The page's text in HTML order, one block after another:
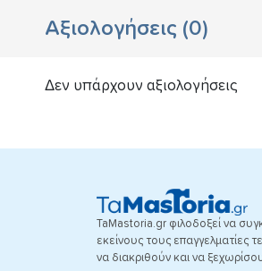
Αξιολογήσεις (0)
Δεν υπάρχουν αξιολογήσεις
TaMastoria.gr φιλοδοξεί να
εκείνους τους επαγγελματίες
να διακριθούν και να